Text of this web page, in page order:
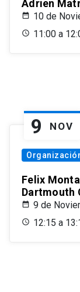
Adrien
10 de
11:00 a
9 NOV
Felix
Dartmouth
9 de
12:15 a